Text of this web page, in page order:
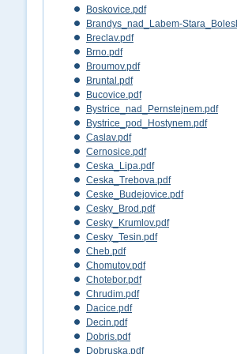
Boskovice.pdf
Brandys_nad_Labem-
Breclav.pdf
Brno.pdf
Broumov.pdf
Bruntal.pdf
Bucovice.pdf
Bystrice_nad_Pernstejnem.pdf
Bystrice_pod_Hostynem.pdf
Caslav.pdf
Cernosice.pdf
Ceska_Lipa.pdf
Ceska_Trebova.pdf
Ceske_Budejovice.pdf
Cesky_Brod.pdf
Cesky_Krumlov.pdf
Cesky_Tesin.pdf
Cheb.pdf
Chomutov.pdf
Chotebor.pdf
Chrudim.pdf
Dacice.pdf
Decin.pdf
Dobris.pdf
Dobruska.pdf